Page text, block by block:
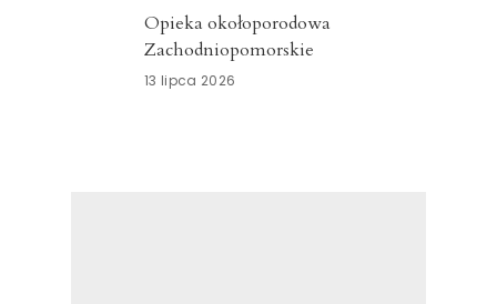
Opieka okołoporodowa
Zachodniopomorskie
13 lipca 2026